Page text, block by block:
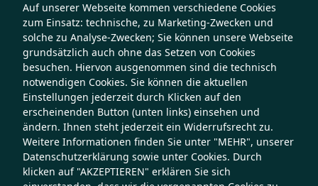
Auf unserer Webseite kommen verschiedene Cookies
zum Einsatz: technische, zu Marketing-Zwecken und
solche zu Analyse-Zwecken; Sie können unsere Webseite
grundsätzlich auch ohne das Setzen von Cookies
besuchen. Hiervon ausgenommen sind die technisch
notwendigen Cookies. Sie können die aktuellen
Einstellungen jederzeit durch Klicken auf den
erscheinenden Button (unten links) einsehen und
ändern. Ihnen steht jederzeit ein Widerrufsrecht zu.
Weitere Informationen finden Sie unter "MEHR", unserer
Datenschutzerklärung sowie unter Cookies. Durch
klicken auf "AKZEPTIEREN" erklären Sie sich